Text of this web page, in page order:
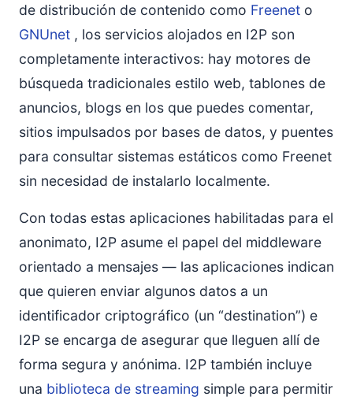
de distribución de contenido como Freenet o
GNUnet , los servicios alojados en I2P son
completamente interactivos: hay motores de
búsqueda tradicionales estilo web, tablones de
anuncios, blogs en los que puedes comentar,
sitios impulsados por bases de datos, y puentes
para consultar sistemas estáticos como Freenet
sin necesidad de instalarlo localmente.
Con todas estas aplicaciones habilitadas para el
anonimato, I2P asume el papel del middleware
orientado a mensajes — las aplicaciones indican
que quieren enviar algunos datos a un
identificador criptográfico (un “destination”) e
I2P se encarga de asegurar que lleguen allí de
forma segura y anónima. I2P también incluye
una biblioteca de streaming simple para permitir